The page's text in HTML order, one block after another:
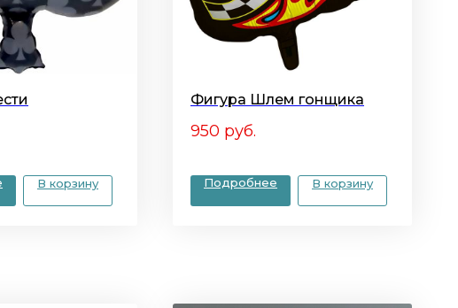
В корзину
Фигура Шлем гонщика
950 руб.
Подробнее В корзину